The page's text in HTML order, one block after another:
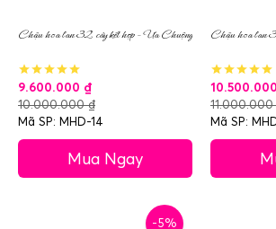
Chậu hoa lan 32 cây kết hợp – Ưa Chuộng
9.600.000 ₫
10.000.000₫
Mã SP: MHD-14
Mua Ngay
Chậu hoa lan
10.500.000
11.000.000
Mã SP:
-5%